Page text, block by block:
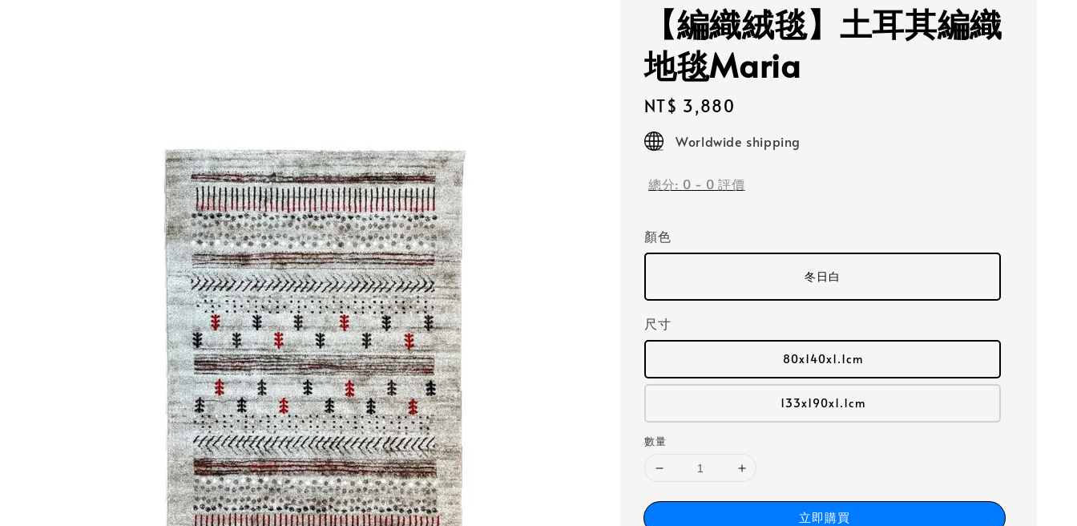
【編織絨毯】土耳其編織
地毯Maria
Regular
price
NT$ 3,880
Worldwide shipping
總分: 0 - 0 評價
顏色
冬日白
尺寸
80x140x1.1cm
133x190x1.1cm
數量
立即購買